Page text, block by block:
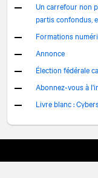
Un carrefour non
partis confondus,
Formations
Annonce
Élection fédérale
Abonnez-vous à
Livre blanc :